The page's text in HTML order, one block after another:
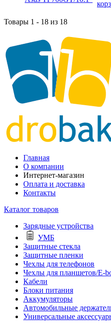
Товары 1 - 18 из 18
Главная
О компании
Интернет-магазин
Оплата и доставка
Контакты
Каталог товаров
Зарядные устройства
УМБ
Защитные стекла
Защитные пленки
Чехлы для телефонов
Чехлы для планшетов/E-
Кабели
Блоки питания
Аккумуляторы
Автомобильные
Универсальные